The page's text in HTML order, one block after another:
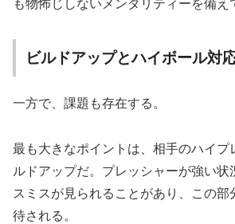
も物怖じしないメンタリティーを備え
ビルドアップとハイボール対
一方で、課題も存在する。
最も大きなポイントは、相手のハイプ
ルドアップだ。プレッシャーが強い状
スミスが見られることがあり、この部
待される。